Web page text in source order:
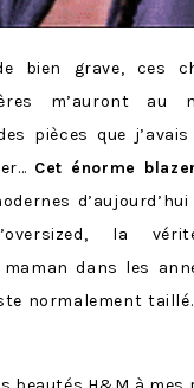
bien grave, ces
m’auront au
pièces que
Cet énorme
la
dans les
normalement